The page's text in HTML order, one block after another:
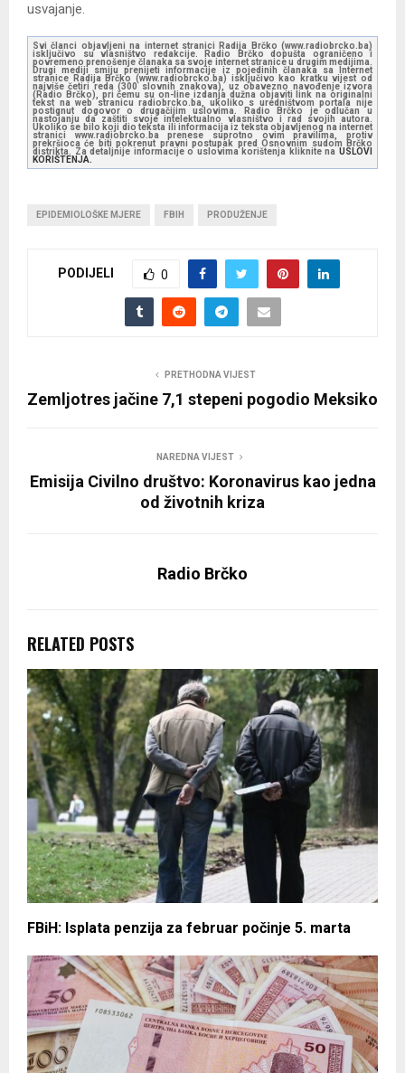
usvajanje.
Svi članci objavljeni na internet stranici Radija Brčko (www.radiobrcko.ba)
isključivo su vlasništvo redakcije. Radio Brčko dopušta ograničeno i
povremeno prenošenje članaka sa svoje internet stranice u drugim medijima.
Drugi mediji smiju prenijeti informacije iz pojedinih članaka sa Internet
stranice Radija Brčko (www.radiobrcko.ba) isključivo kao kratku vijest od
najviše četiri reda (300 slovnih znakova), uz obavezno navođenje izvora
(Radio Brčko), pri čemu su on-line izdanja dužna objaviti link na originalni
tekst na web stranicu radiobrcko.ba, ukoliko s uredništvom portala nije
postignut dogovor o drugačijim uslovima. Radio Brčko je odlučan u
nastojanju da zaštiti svoje intelektualno vlasništvo i rad svojih autora.
Ukoliko se bilo koji dio teksta ili informacija iz teksta objavljenog na internet
stranici www.radiobrcko.ba prenese suprotno ovim pravilima, protiv
prekršioca će biti pokrenut pravni postupak pred Osnovnim sudom Brčko
distrikta. Za detaljnije informacije o uslovima korištenja kliknite na USLOVI
KORIŠTENJA.
EPIDEMIOLOŠKE MJERE FBIH PRODUŽENJE
PODIJELI 0
PRETHODNA VIJEST
Zemljotres jačine 7,1 stepeni pogodio Meksiko
NAREDNA VIJEST
Emisija Civilno društvo: Koronavirus kao jedna
od životnih kriza
Radio Brčko
RELATED POSTS
FBiH: Isplata penzija za februar počinje 5. marta